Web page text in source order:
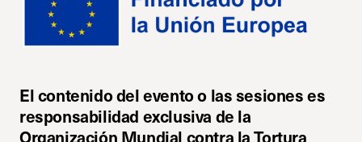
El contenido del evento o las sesiones es
responsabilidad exclusiva de la
Organización Mundial contra la Tortura